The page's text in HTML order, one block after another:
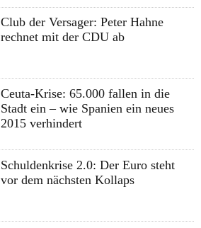
Club der Versager: Peter Hahne
rechnet mit der CDU ab
Ceuta-Krise: 65.000 fallen in die
Stadt ein – wie Spanien ein neues
2015 verhindert
Schuldenkrise 2.0: Der Euro steht
vor dem nächsten Kollaps